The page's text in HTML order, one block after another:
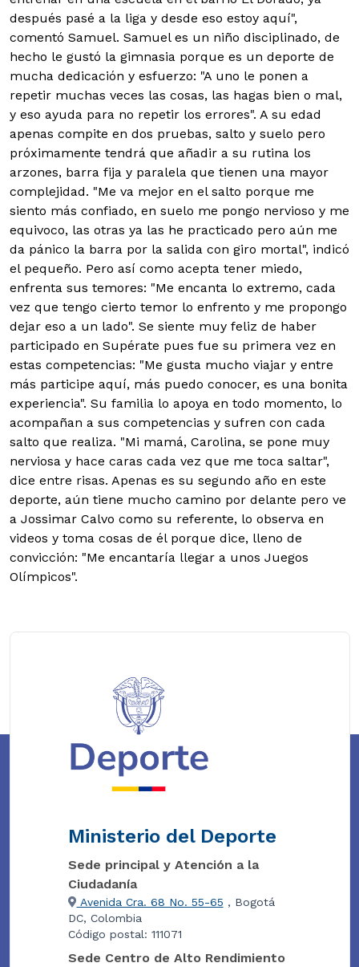
después pasé a la liga y desde eso estoy aquí",
comentó Samuel. Samuel es un niño disciplinado, de
hecho le gustó la gimnasia porque es un deporte de
mucha dedicación y esfuerzo: "A uno le ponen a
repetir muchas veces las cosas, las hagas bien o mal,
y eso ayuda para no repetir los errores". A su edad
apenas compite en dos pruebas, salto y suelo pero
próximamente tendrá que añadir a su rutina los
arzones, barra fija y paralela que tienen una mayor
complejidad. "Me va mejor en el salto porque me
siento más confiado, en suelo me pongo nervioso y me
equivoco, las otras ya las he practicado pero aún me
da pánico la barra por la salida con giro mortal", indicó
el pequeño. Pero así como acepta tener miedo,
enfrenta sus temores: "Me encanta lo extremo, cada
vez que tengo cierto temor lo enfrento y me propongo
dejar eso a un lado". Se siente muy feliz de haber
participado en Supérate pues fue su primera vez en
estas competencias: "Me gusta mucho viajar y entre
más participe aquí, más puedo conocer, es una bonita
experiencia". Su familia lo apoya en todo momento, lo
acompañan a sus competencias y sufren con cada
salto que realiza. "Mi mamá, Carolina, se pone muy
nerviosa y hace caras cada vez que me toca saltar",
dice entre risas. Apenas es su segundo año en este
deporte, aún tiene mucho camino por delante pero ve
a Jossimar Calvo como su referente, lo observa en
videos y toma cosas de él porque dice, lleno de
convicción: "Me encantaría llegar a unos Juegos
Olímpicos".
Ministerio del Deporte
Sede principal y Atención a la
Ciudadanía
Avenida Cra. 68 No. 55-65 , Bogotá
DC, Colombia
Código postal: 111071
Sede Centro de Alto Rendimiento